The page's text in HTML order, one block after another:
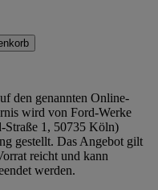
den genannten Online-
wird von Ford-Werke
Straße 1, 50735 Köln)
gestellt. Das Angebot gilt
reicht und kann
werden.